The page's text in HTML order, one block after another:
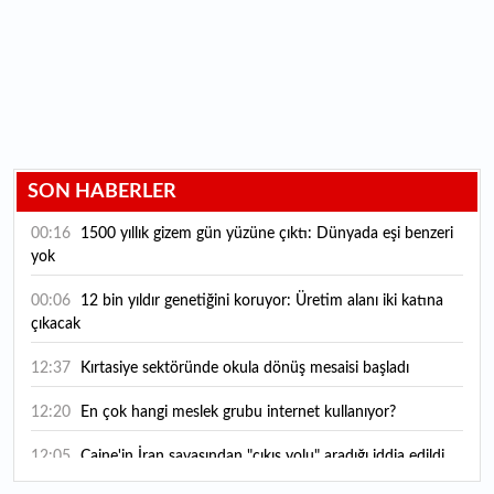
SON HABERLER
00:16
yok
00:06
çıkacak
12:37 Kırtasiye sektöründe okula dönüş mesaisi başladı
12:20 En çok hangi meslek grubu internet kullanıyor?
12:05 Caine'in İran savaşından "çıkış yolu" aradığı iddia edildi